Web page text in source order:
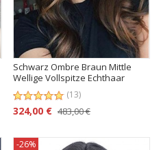
Schwarz Ombre Braun Mittle
Wellige Vollspitze Echthaar
Perücke
(13)
483,00 €
324,00 €
-26%